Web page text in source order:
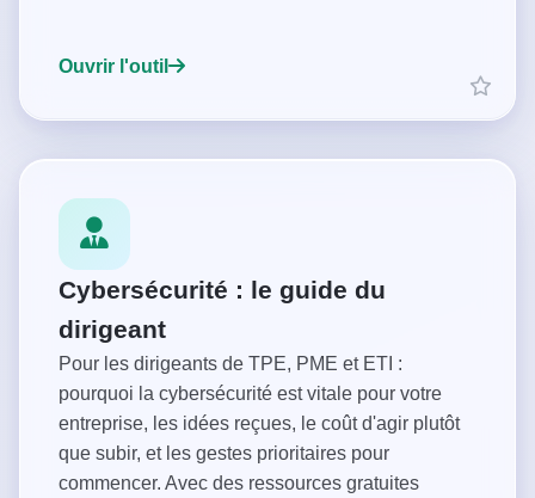
Ouvrir l'outil
Cybersécurité : le guide du
dirigeant
Pour les dirigeants de TPE, PME et ETI :
pourquoi la cybersécurité est vitale pour votre
entreprise, les idées reçues, le coût d'agir plutôt
que subir, et les gestes prioritaires pour
commencer. Avec des ressources gratuites